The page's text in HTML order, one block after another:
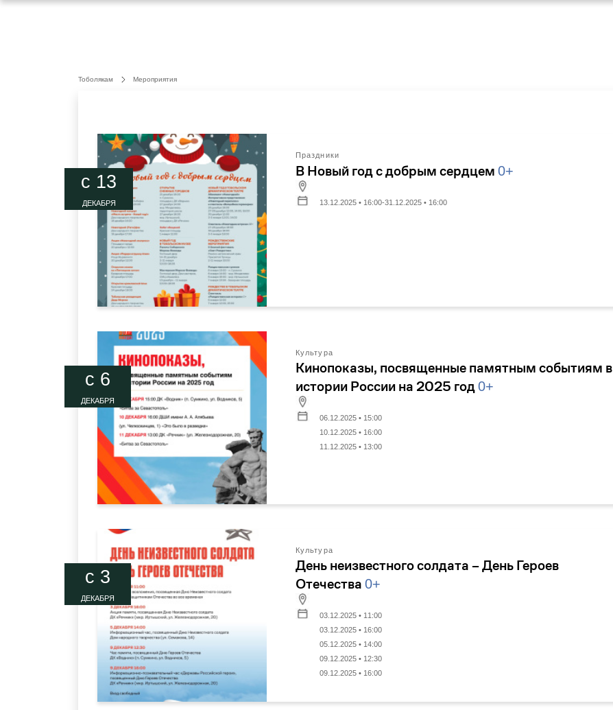
Тоболякам Мероприятия
c 13
ДЕКАБРЯ
Праздники
В Новый год с добрым сердцем 0+
13.12.2025 • 16:00-31.12.2025 • 16:00
c 6
ДЕКАБРЯ
Культура
Кинопоказы, посвященные памятным событиям в
истории России на 2025 год0+
06.12.2025 • 15:00
10.12.2025 • 16:00
11.12.2025 • 13:00
c 3
ДЕКАБРЯ
Культура
День неизвестного солдата – День Героев
Отечества 0+
03.12.2025 • 11:00
03.12.2025 • 16:00
05.12.2025 • 14:00
09.12.2025 • 12:30
09.12.2025 • 16:00